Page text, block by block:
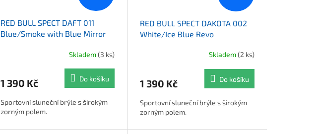
RED BULL SPECT DAFT 011
Blue/Smoke with Blue Mirror
Skladem(3 ks)
1 390 Kč Do košíku
Sportovní sluneční brýle s širokým
zorným polem.
RED BULL SPECT DAKOTA 002
White/Ice Blue Revo
Skladem(2 ks)
1 390 Kč Do košíku
Sportovní sluneční brýle s širokým
zorným polem.